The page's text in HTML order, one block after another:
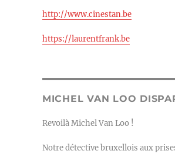
http://www.cinestan.be
https://laurentfrank.be
MICHEL VAN LOO
Revoilà Michel Van Loo !
Notre détective bruxellois aux